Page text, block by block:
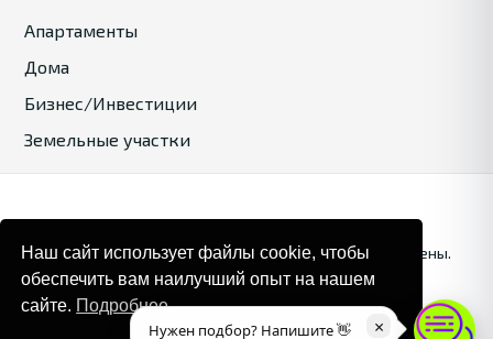
Апартаменты
Дома
Бизнес/Инвестиции
Земельные участки
© 2025. Bulgaria Tours by Inrealr4u. Все права зашищены.
Карта сайта Политика конфиденциальности
×
Нужен подбор? Напишите 👋
Наш сайт использует файлы cookie, чтобы
обеспечить вам наилучший опыт на нашем
сайте. Подробнее